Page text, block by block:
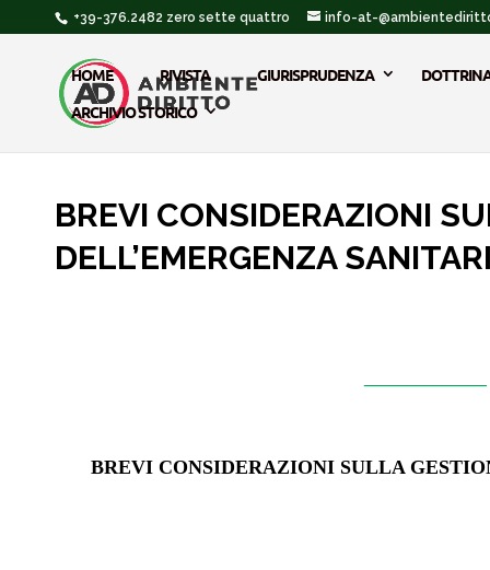
+39-376.2482 zero sette quattro info-at-
HOME RIVISTA GIURISPRUDENZA
ARCHIVIO STORICO
BREVI CONSIDERAZIONI
DELL’EMERGENZA
BREVI CONSIDERAZIONI SULLA